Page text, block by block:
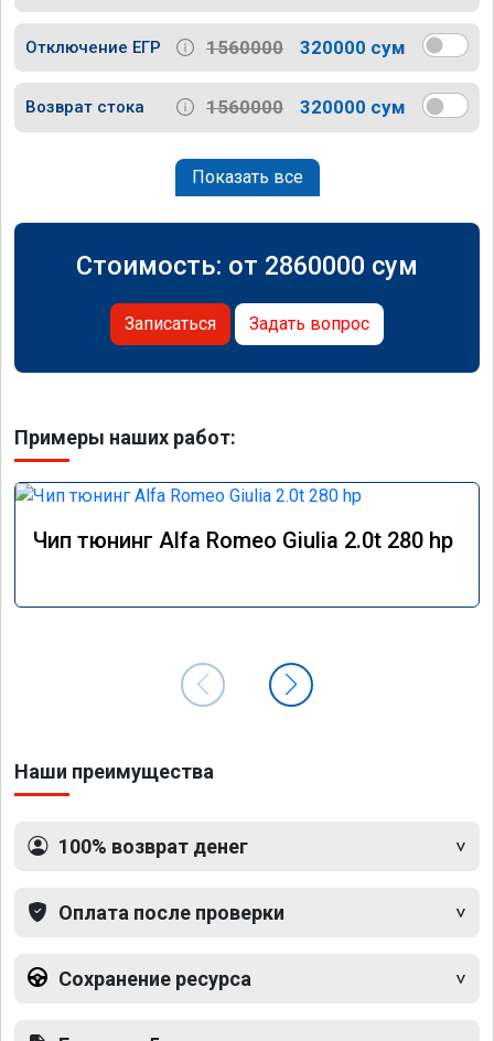
Отключение ЕГР 1560000 320000 сум
Возврат стока 1560000 320000 сум
Показать все
Стоимость: от 2860000 сум
Записаться Задать вопрос
Примеры наших работ:
Чип тюнинг Alfa Romeo Giulia 2.0t 280 hp
Наши преимущества
100% возврат денег
Оплата после проверки
Сохранение ресурса